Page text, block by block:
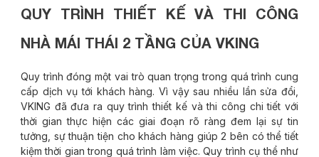
QUY TRÌNH THIẾT KẾ VÀ THI CÔNG
NHÀ MÁI THÁI 2 TẦNG CỦA VKING
Quy trình đóng một vai trò quan trọng trong quá trình cung
cấp dịch vụ tới khách hàng. Vì vậy sau nhiều lần sửa đổi,
VKING đã đưa ra quy trình thiết kế và thi công chi tiết với
thời gian thực hiện các giai đoạn rõ ràng đem lại sự tin
tưởng, sự thuận tiện cho khách hàng giúp 2 bên có thể tiết
kiệm thời gian trong quá trình làm việc. Quy trình cụ thể như